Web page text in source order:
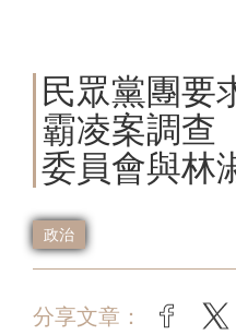
民眾黨團要
霸凌案調
委員會與林
政治
分享文章：